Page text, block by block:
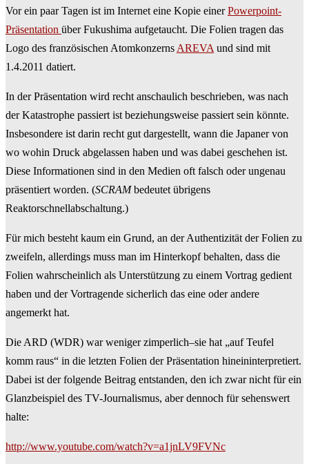
Vor ein paar Tagen ist im Internet eine Kopie einerPowerpoint-
Präsentation über Fukushima aufgetaucht. Die Folien tragen das
Logo des französischen Atomkonzerns AREVA und sind mit
1.4.2011 datiert.
In der Präsentation wird recht anschaulich beschrieben, was nach
der Katastrophe passiert ist beziehungsweise passiert sein könnte.
Insbesondere ist darin recht gut dargestellt, wann die Japaner von
wo wohin Druck abgelassen haben und was dabei geschehen ist.
Diese Informationen sind in den Medien oft falsch oder ungenau
präsentiert worden. (SCRAMbedeutet übrigens
Reaktorschnellabschaltung.)
Für mich besteht kaum ein Grund, an der Authentizität der Folien zu
zweifeln, allerdings muss man im Hinterkopf behalten, dass die
Folien wahrscheinlich als Unterstützung zu einem Vortrag gedient
haben und der Vortragende sicherlich das eine oder andere
angemerkt hat.
Die ARD (WDR) war weniger zimperlich–sie hat „auf Teufel
komm raus“ in die letzten Folien der Präsentation hineininterpretiert.
Dabei ist der folgende Beitrag entstanden, den ich zwar nicht für ein
Glanzbeispiel des TV-Journalismus, aber dennoch für sehenswert
halte:
http://www.youtube.com/watch?v=a1jnLV9FVNc